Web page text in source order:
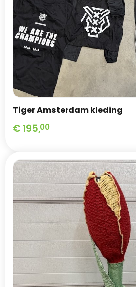
Tiger Amsterdam kleding
€195,00